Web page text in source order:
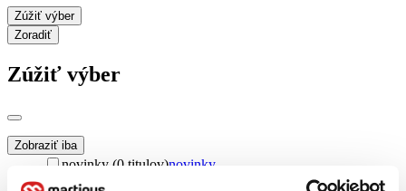
Zúžiť výber
Zoradiť
Zúžiť výber
Zobraziť iba
novinky (0 titulov)novinky
zľavnené tituly (0 titulov)